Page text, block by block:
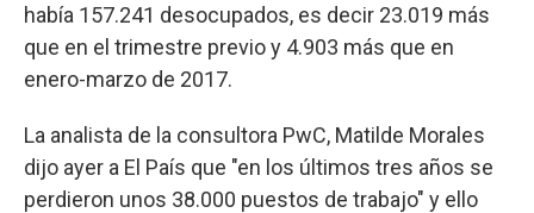
había 157.241 desocupados, es decir 23.019 más
que en el trimestre previo y 4.903 más que en
enero-marzo de 2017.
La analista de la consultora PwC, Matilde Morales
dijo ayer a El País que "en los últimos tres años se
perdieron unos 38.000 puestos de trabajo" y ello